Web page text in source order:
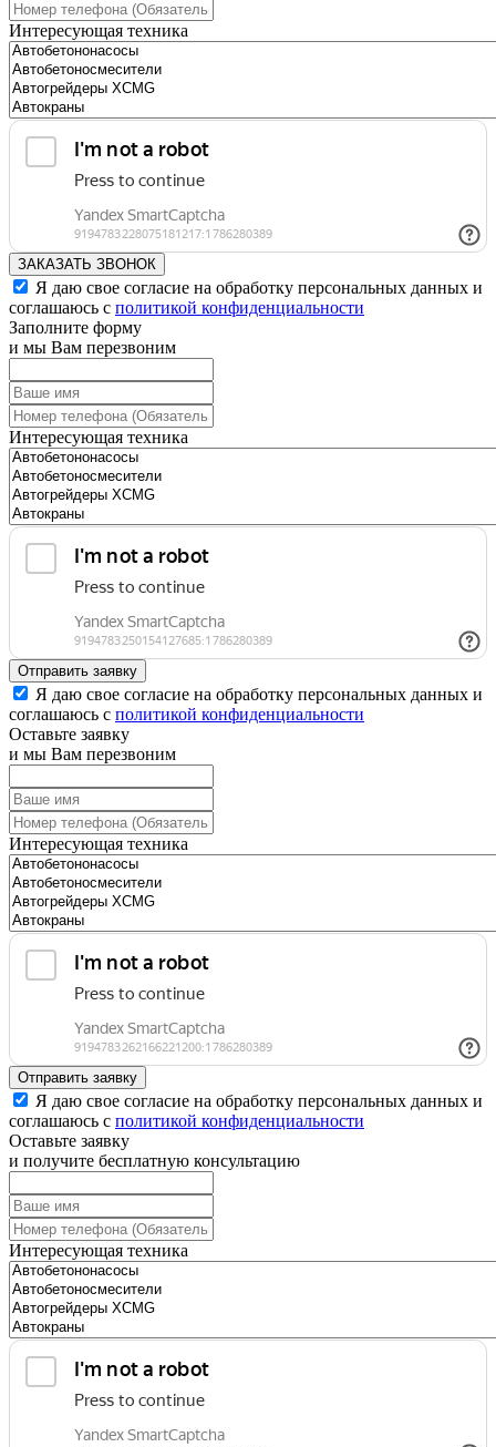
Интересующая техника
ЗАКАЗАТЬ ЗВОНОК
Я даю свое согласие на обработку персональных данных и
соглашаюсь с политикой конфиденциальности
Заполните форму
и мы Вам перезвоним
Интересующая техника
Отправить заявку
Я даю свое согласие на обработку персональных данных и
соглашаюсь с политикой конфиденциальности
Оставьте заявку
и мы Вам перезвоним
Интересующая техника
Отправить заявку
Я даю свое согласие на обработку персональных данных и
соглашаюсь с политикой конфиденциальности
Оставьте заявку
и получите бесплатную консультацию
Интересующая техника